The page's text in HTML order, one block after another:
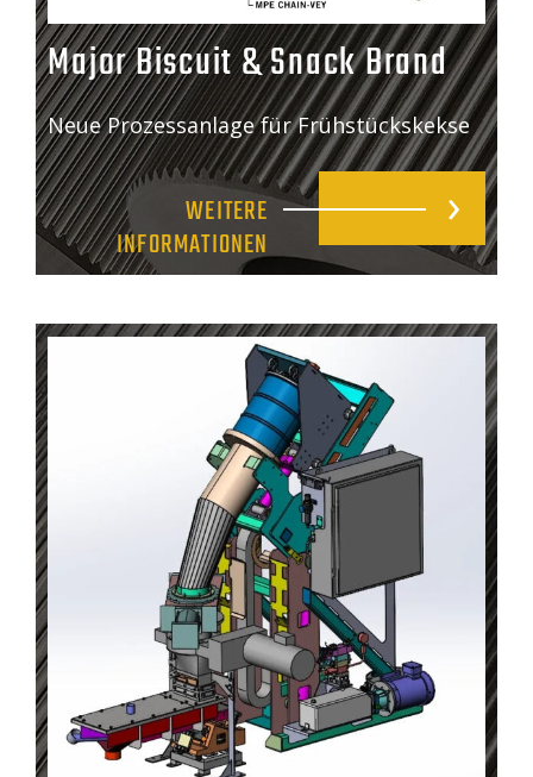
Major Biscuit & Snack Brand
Neue Prozessanlage für Frühstückskekse
WEITERE
INFORMATIONEN